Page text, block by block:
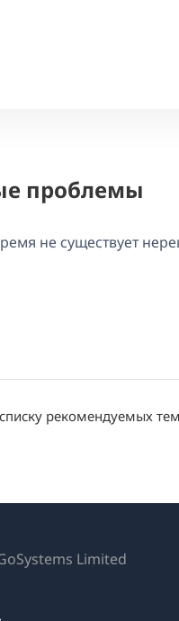
проблемы
не существует
рекомендуемых тем
Limited